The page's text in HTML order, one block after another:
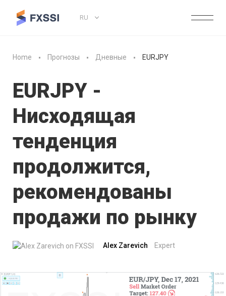
RU
Home Прогнозы Дневные EURJPY
EURJPY -
Нисходящая
тенденция
продолжится,
рекомендованы
продажи по рынку
Alex Zarevich Expert